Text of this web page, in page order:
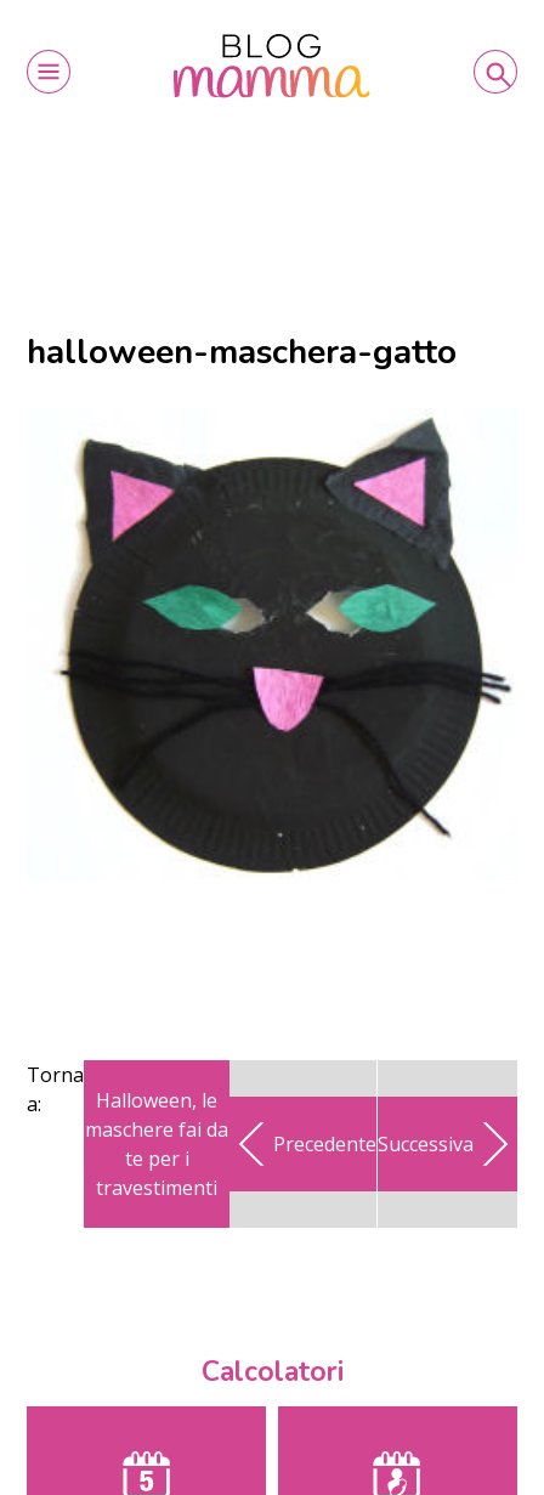
halloween-maschera-gatto
Torna
a:
Halloween, le
maschere fai da
te per i
travestimenti
PrecedenteSuccessiva
Calcolatori